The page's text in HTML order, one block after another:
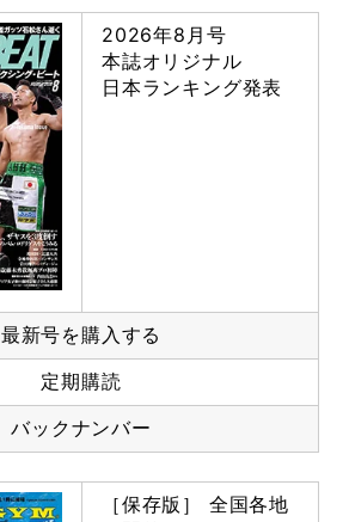
2026年8月号
本誌オリジナル
日本ランキング発表
最新号を購入する
定期購読
バックナンバー
［保存版］ 全国各地